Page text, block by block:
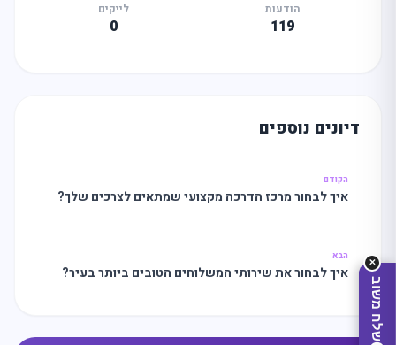
מהמחפשים
הודעות
119
לייקים
0
דיונים נוספים
הקודם
איך לבחור מרכז הדרכה מקצועי שמתאים לצרכים שלך?
הבא
איך לבחור את שירותי המשלוחים הטובים ביותר בעיר?
✕
שלח משוב